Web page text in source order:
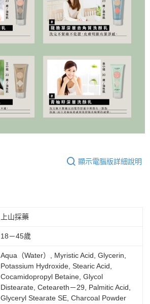
顯示電腦版詳細說明
上山採藥
18－45歲
Aqua（Water）, Myristic Acid, Glycerin,
Potassium Hydroxide, Stearic Acid,
Cocamidopropyl Betaine, Glycol
Distearate, Ceteareth－29, Palmitic Acid,
Glyceryl Stearate SE, Charcoal Powder